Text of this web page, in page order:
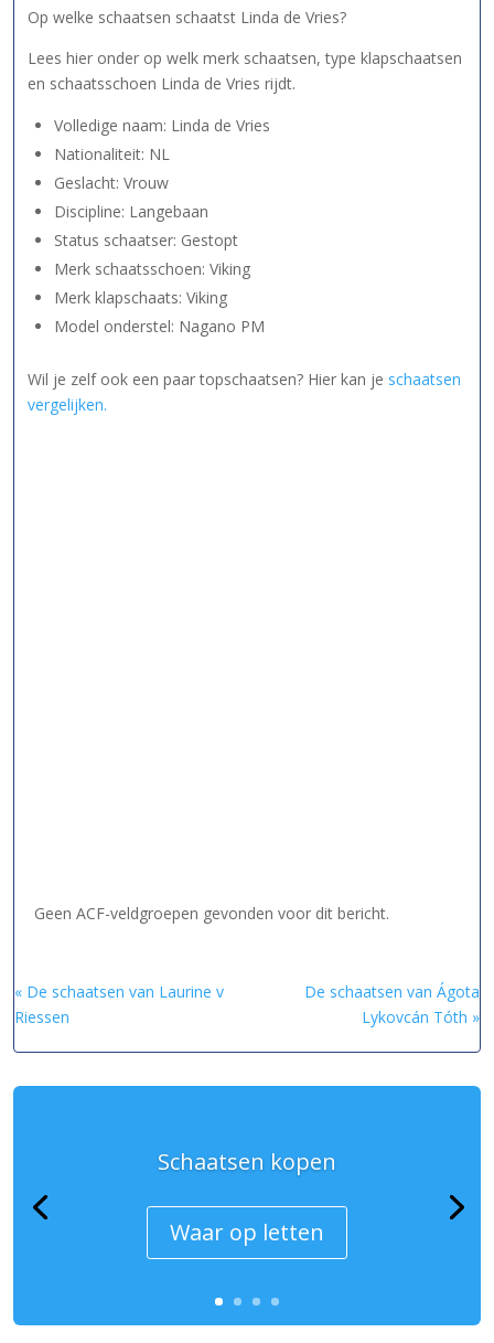
Op welke schaatsen schaatst Linda de Vries?
Lees hier onder op welk merk schaatsen, type klapschaatsen
en schaatsschoen Linda de Vries rijdt.
Volledige naam: Linda de Vries
Nationaliteit: NL
Geslacht: Vrouw
Discipline: Langebaan
Status schaatser: Gestopt
Merk schaatsschoen: Viking
Merk klapschaats: Viking
Model onderstel: Nagano PM
Wil je zelf ook een paar topschaatsen? Hier kan je schaatsen
vergelijken.
Geen ACF-veldgroepen gevonden voor dit bericht.
« De schaatsen van Laurine v
Riessen
De schaatsen van Ágota
Lykovcán Tóth »
Schaatsen kopen
Waar op letten